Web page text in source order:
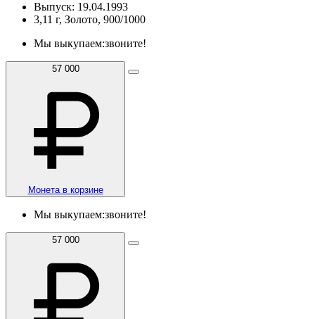
Выпуск: 19.04.1993
3,11 г, Золото, 900/1000
Мы выкупаем:звоните!
57 000
Монета в корзине
Мы выкупаем:звоните!
57 000